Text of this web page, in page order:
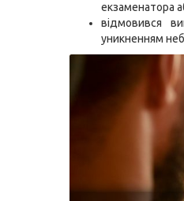
екзаменатора
відмовився
уникненням